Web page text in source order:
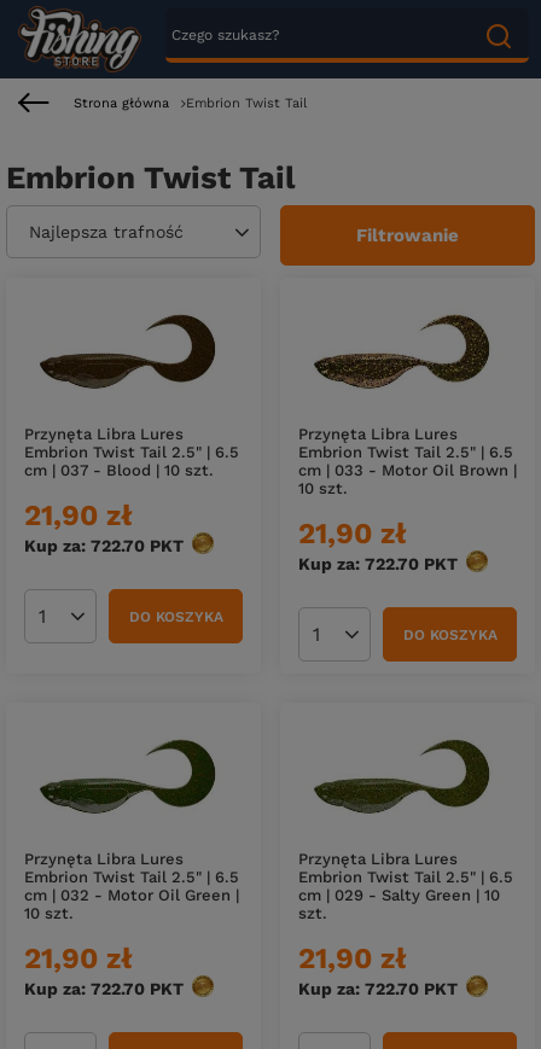
Strona główna Embrion Twist Tail
Embrion Twist Tail
Zmień sortowanie
Najlepsza trafność Filtrowanie
Przynęta Libra Lures
Embrion Twist Tail 2.5" | 6.5
cm | 037 - Blood | 10 szt.
21,90 zł
Kup za: 722.70 PKT punktów
Ilość produktówDO KOSZYKA
Przynęta Libra Lures
Embrion Twist Tail 2.5" | 6.5
cm | 033 - Motor Oil Brown |
10 szt.
21,90 zł
Kup za: 722.70 PKT punktów
Ilość produktówDO KOSZYKA
Przynęta Libra Lures
Embrion Twist Tail 2.5" | 6.5
cm | 032 - Motor Oil Green |
10 szt.
21,90 zł
Kup za: 722.70 PKT punktów
Przynęta Libra Lures
Embrion Twist Tail 2.5" | 6.5
cm | 029 - Salty Green | 10
szt.
21,90 zł
Kup za: 722.70 PKT punktów